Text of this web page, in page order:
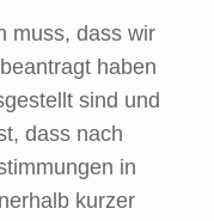
muss, dass wir
haben
sind und
dass nach
in
kurzer